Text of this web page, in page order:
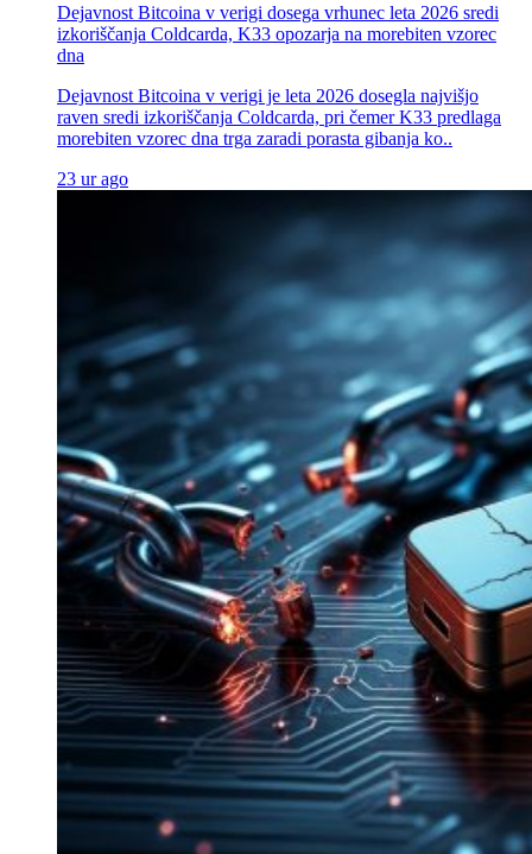
Dejavnost Bitcoina v verigi dosega vrhunec leta 2026 sredi
izkoriščanja Coldcarda, K33 opozarja na morebiten vzorec
dna
Dejavnost Bitcoina v verigi je leta 2026 dosegla najvišjo
raven sredi izkoriščanja Coldcarda, pri čemer K33 predlaga
morebiten vzorec dna trga zaradi porasta gibanja ko..
23 ur ago